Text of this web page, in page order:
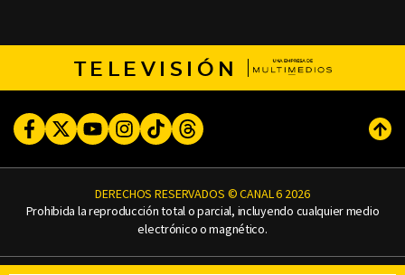
TELEVISIÓN
FacebookTwitterYoutubeInstagram
TikTokThreads
DERECHOS RESERVADOS © CANAL 6 2026
Prohibida la reproducción total o parcial, incluyendo cualquier medio
electrónico o magnético.